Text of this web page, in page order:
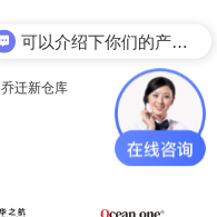
迁新仓库
可以介绍下你们的产品么？